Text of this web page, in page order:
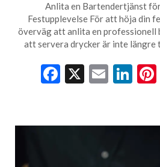
Anlita en Bartendertjänst
Festupplevelse För att höja din
överväg att anlita en professionell
att servera drycker är inte
Facebook
X Email